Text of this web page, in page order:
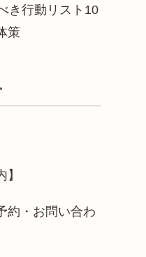
き行動リスト10
策
約・お問い合わ